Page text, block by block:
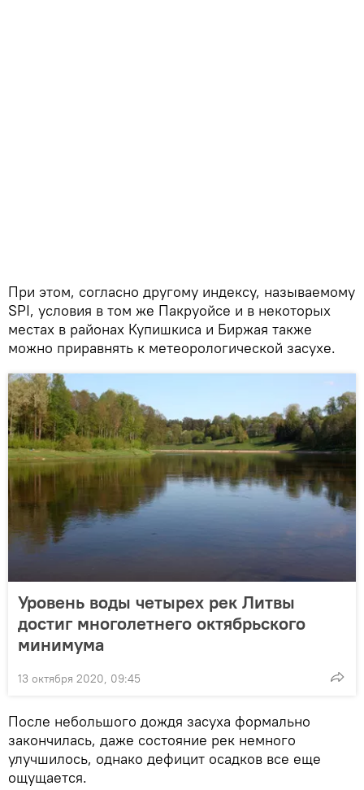
При этом, согласно другому индексу, называемому
SPI, условия в том же Пакруойсе и в некоторых
местах в районах Купишкиса и Биржая также
можно приравнять к метеорологической засухе.
Уровень воды четырех рек Литвы
достиг многолетнего октябрьского
минимума
13 октября 2020, 09:45
После небольшого дождя засуха формально
закончилась, даже состояние рек немного
улучшилось, однако дефицит осадков все еще
ощущается.